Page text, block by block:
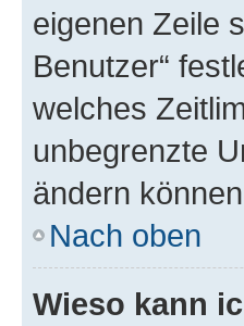
eigenen Zeile
Benutzer“
welches
unbegrenzte
ändern
Nach oben
Wieso kann